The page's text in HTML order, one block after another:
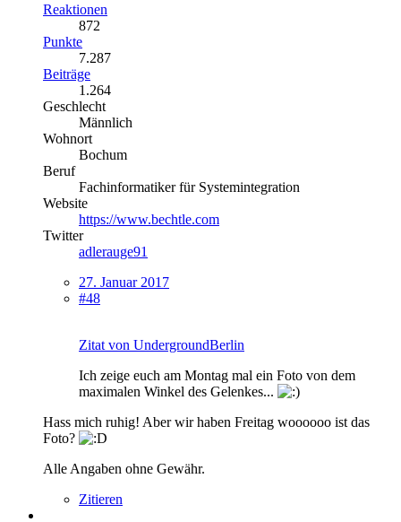
Reaktionen
872
Punkte
7.287
Beiträge
1.264
Geschlecht
Männlich
Wohnort
Bochum
Beruf
Fachinformatiker für Systemintegration
Website
https://www.bechtle.com
Twitter
adlerauge91
27. Januar 2017
#48
Zitat von UndergroundBerlin
Ich zeige euch am Montag mal ein Foto von dem
maximalen Winkel des Gelenkes...
Hass mich ruhig! Aber wir haben Freitag woooooo ist das
Foto?
Alle Angaben ohne Gewähr.
Zitieren